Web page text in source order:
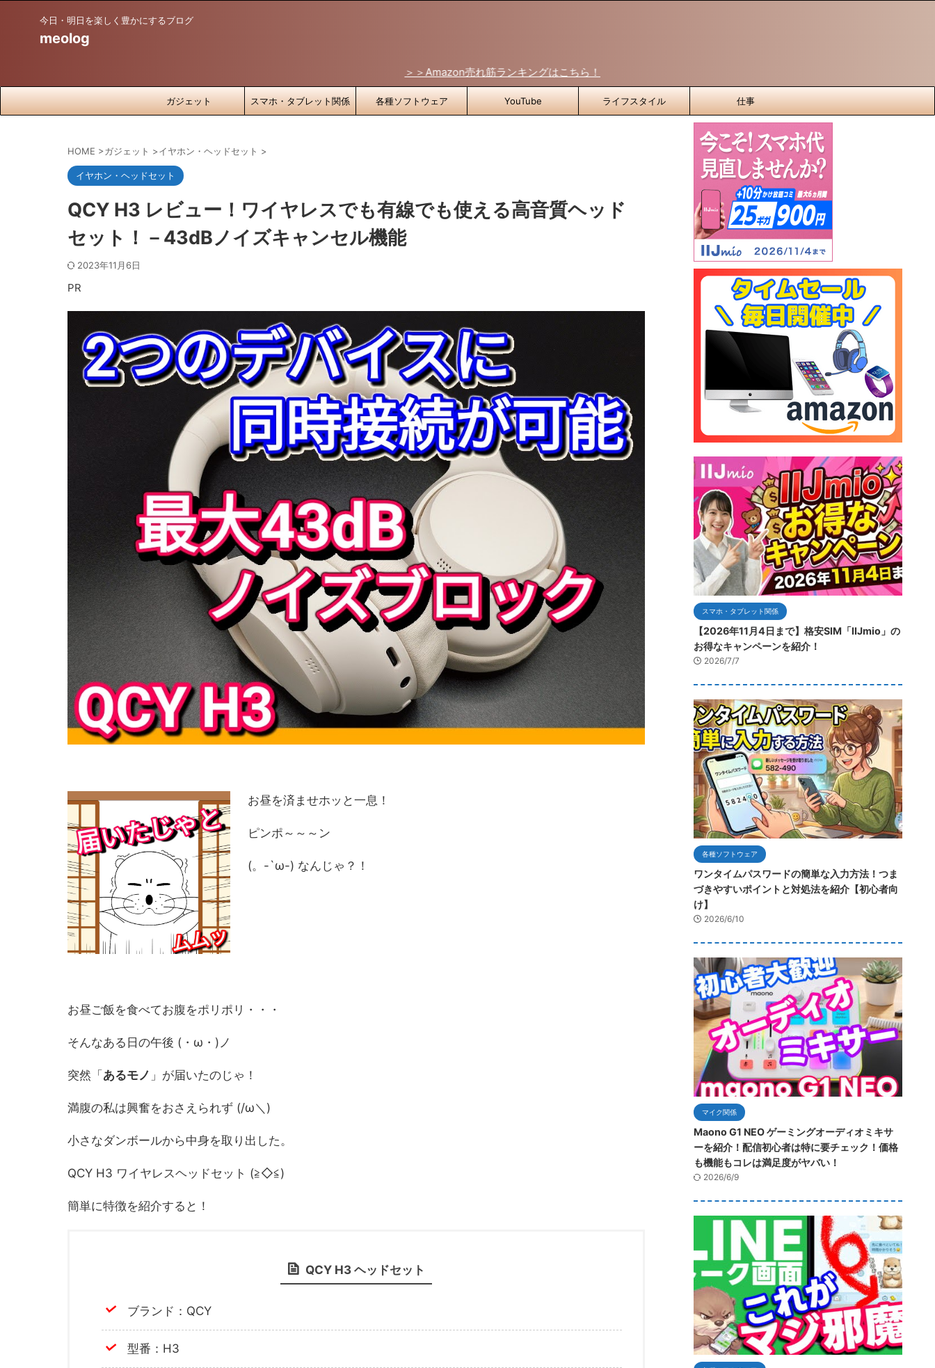
今日・明日を楽しく豊かにするブログ
meolog
＞＞Amazon売れ筋ランキングはこちら！
ガジェット スマホ・タブレット関係 各種ソフトウェア YouTube ライフスタイル 仕事
HOME >ガジェット >イヤホン・ヘッドセット >
イヤホン・ヘッドセット
QCY H3 レビュー！ワイヤレスでも有線でも使える高音質ヘッド
セット！－43dBノイズキャンセル機能
2023年11月6日
PR
お昼を済ませホッと一息！
ピンポ～～～ン
(。-`ω-) なんじゃ？！
お昼ご飯を食べてお腹をポリポリ・・・
そんなある日の午後 (・ω・)ノ
突然「あるモノ 」が届いたのじゃ！
満腹の私は興奮をおさえられず (/ω＼)
小さなダンボールから中身を取り出した。
QCY H3 ワイヤレスヘッドセット (≧◇≦)
簡単に特徴を紹介すると！
QCY H3 ヘッドセット
ブランド：QCY
型番：H3
スマホ・タブレット関係
【2026年11月4日まで】格安SIM「IIJmio」の
お得なキャンペーンを紹介！
2026/7/7
各種ソフトウェア
ワンタイムパスワードの簡単な入力方法！つま
づきやすいポイントと対処法を紹介【初心者向
け】
2026/6/10
マイク関係
Maono G1 NEO ゲーミングオーディオミキサ
ーを紹介！配信初心者は特に要チェック！価格
も機能もコレは満足度がヤバい！
2026/6/9